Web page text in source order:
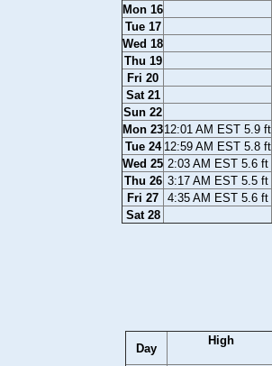
Mon 16
Tue 17
Wed 18
Thu 19
Fri 20
Sat 21
Sun 22
Mon 2312:01 AM EST 5.9 ft
Tue 24 12:59 AM EST 5.8 ft
Wed 25 2:03 AM EST 5.6 ft
Thu 26 3:17 AM EST 5.5 ft
Fri 27
4:35 AM EST 5.6 ft
Sat 28
Day
High